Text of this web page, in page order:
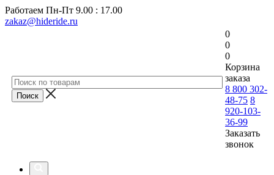
Работаем Пн-Пт 9.00 : 17.00
zakaz@hideride.ru
0
0
0
Корзина
заказа
8 800 302-
48-75 8
920-103-
36-99
Заказать
звонок